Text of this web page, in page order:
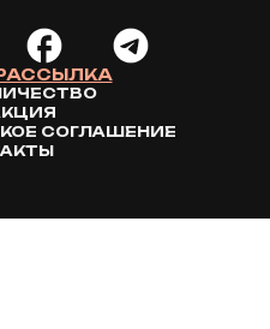
СОГЛАШЕНИЕ